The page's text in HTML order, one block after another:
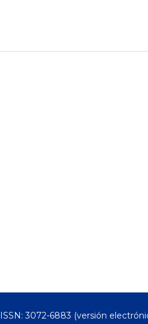
ISSN: 3072-6883 (versión